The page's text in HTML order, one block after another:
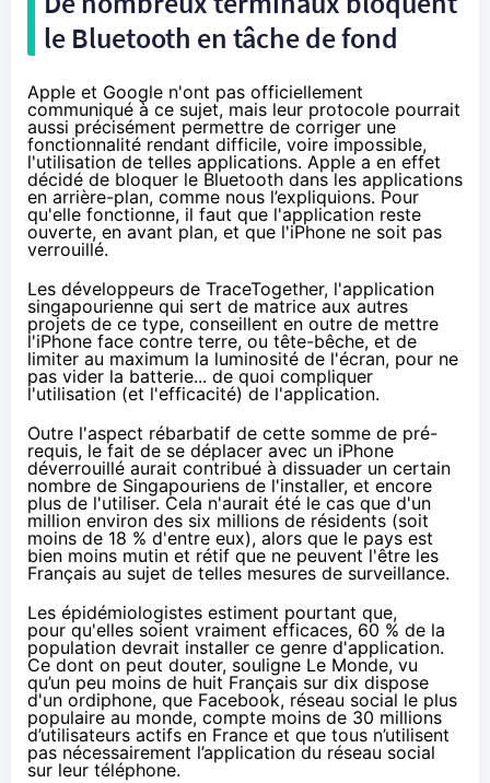
le Bluetooth en tâche de fond
Apple et Google n'ont pas officiellement
communiqué à ce sujet, mais leur protocole pourrait
aussi précisément permettre de corriger une
fonctionnalité rendant difficile, voire impossible,
l'utilisation de telles applications. Apple a en effet
décidé de bloquer le Bluetooth dans les applications
en arrière-plan, comme nous l’expliquions. Pour
qu'elle fonctionne, il faut que l'application reste
ouverte, en avant plan, et que l'iPhone ne soit pas
verrouillé.
Les développeurs de TraceTogether, l'application
singapourienne qui sert de matrice aux autres
projets de ce type, conseillent en outre de mettre
l'iPhone face contre terre, ou tête-bêche, et de
limiter au maximum la luminosité de l'écran, pour ne
pas vider la batterie... de quoi compliquer
l'utilisation (et l'efficacité) de l'application.
Outre l'aspect rébarbatif de cette somme de pré-
requis, le fait de se déplacer avec un iPhone
déverrouillé aurait contribué à dissuader un certain
nombre de Singapouriens de l'installer, et encore
plus de l'utiliser. Cela n'aurait été le cas que d'un
million environ des six millions de résidents (soit
moins de 18 % d'entre eux), alors que le pays est
bien moins mutin et rétif que ne peuvent l'être les
Français au sujet de telles mesures de surveillance.
Les épidémiologistes estiment pourtant que,
pour qu'elles soient vraiment efficaces, 60 % de la
population devrait installer ce genre d'application.
Ce dont on peut douter, souligne Le Monde, vu
qu’un peu moins de huit Français sur dix dispose
d'un ordiphone, que Facebook, réseau social le plus
populaire au monde, compte moins de 30 millions
d’utilisateurs actifs en France et que tous n’utilisent
pas nécessairement l’application du réseau social
sur leur téléphone.